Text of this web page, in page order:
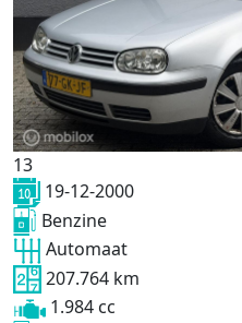
13
19-12-2000
Benzine
Automaat
207.764 km
1.984 cc